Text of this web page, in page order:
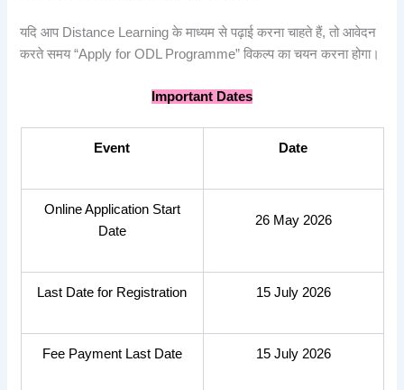
यदि आप Distance Learning के माध्यम से पढ़ाई करना चाहते हैं, तो आवेदन
करते समय “Apply for ODL Programme” विकल्प का चयन करना होगा।
Important Dates
Event Date
Online Application Start
Date
26 May 2026
Last Date for Registration 15 July 2026
Fee Payment Last Date 15 July 2026